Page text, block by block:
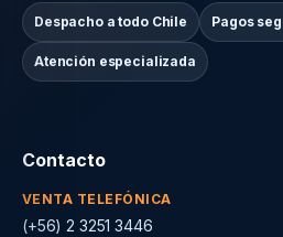
Despacho a todo Chile Pagos
Atención especializada
Contacto
VENTA TELEFÓNICA
(+56) 2 3251 3446